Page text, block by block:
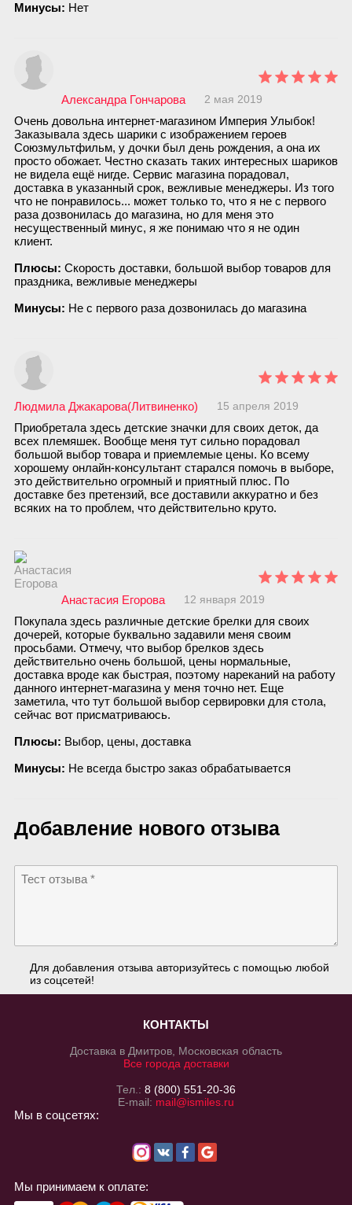
Минусы: Нет
Александра Гончарова 2 мая 2019
Очень довольна интернет-магазином Империя Улыбок!
Заказывала здесь шарики с изображением героев
Союзмультфильм, у дочки был день рождения, а она их
просто обожает. Честно сказать таких интересных шариков
не видела ещё нигде. Сервис магазина порадовал,
доставка в указанный срок, вежливые менеджеры. Из того
что не понравилось... может только то, что я не с первого
раза дозвонилась до магазина, но для меня это
несущественный минус, я же понимаю что я не один
клиент.
Плюсы: Скорость доставки, большой выбор товаров для
праздника, вежливые менеджеры
Минусы: Не с первого раза дозвонилась до магазина
Людмила Джакарова(Литвиненко) 15 апреля 2019
Приобретала здесь детские значки для своих деток, да
всех племяшек. Вообще меня тут сильно порадовал
большой выбор товара и приемлемые цены. Ко всему
хорошему онлайн-консультант старался помочь в выборе,
это действительно огромный и приятный плюс. По
доставке без претензий, все доставили аккуратно и без
всяких на то проблем, что действительно круто.
Анастасия Егорова 12 января 2019
Покупала здесь различные детские брелки для своих
дочерей, которые буквально задавили меня своим
просьбами. Отмечу, что выбор брелков здесь
действительно очень большой, цены нормальные,
доставка вроде как быстрая, поэтому нареканий на работу
данного интернет-магазина у меня точно нет. Еще
заметила, что тут большой выбор сервировки для стола,
сейчас вот присматриваюсь.
Плюсы: Выбор, цены, доставка
Минусы: Не всегда быстро заказ обрабатывается
Добавление нового отзыва
Для добавления отзыва авторизуйтесь с помощью любой
из соцсетей!
КОНТАКТЫ
Доставка в Дмитров, Московская область
Все города доставки
Тел.: 8 (800) 551-20-36
E-mail: mail@ismiles.ru
Мы в соцсетях:
Мы принимаем к оплате: